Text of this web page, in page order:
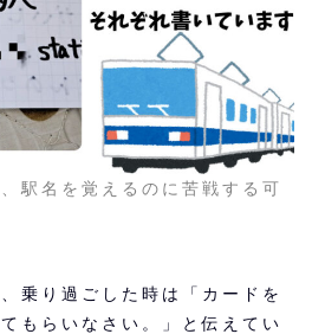
駅名を覚えるのに苦戦する可
乗り過ごした時は「カードを
もらいなさい。」と伝えてい